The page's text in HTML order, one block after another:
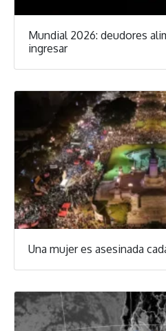
Mundial 2026: deudores
ingresar
Una mujer es asesinada